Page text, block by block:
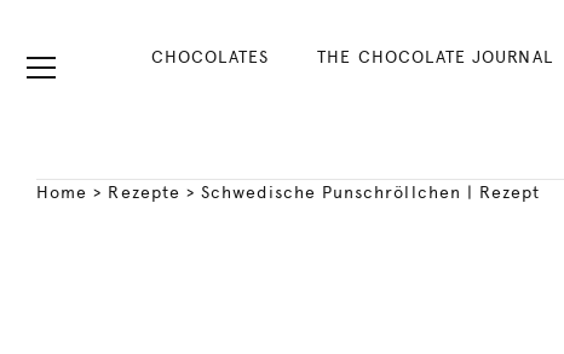
CHOCOLATES THE CHOCOLATE JOURNAL
Home > Rezepte >Schwedische Punschröllchen | Rezept